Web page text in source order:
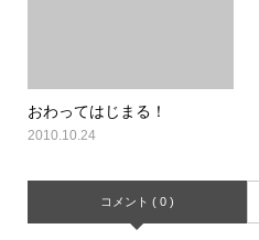
おわってはじまる！
2010.10.24
コメント ( 0 )